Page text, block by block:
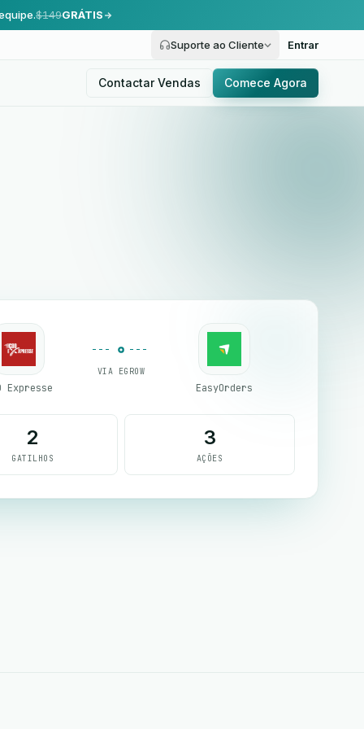
$149GRÁTIS
Suporte ao Cliente Entrar
Contactar Vendas Comece Agora
Expresse
VIA EGROW
EasyOrders
2
GATILHOS
3
AÇÕES